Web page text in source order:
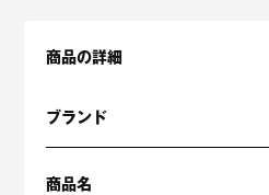
商品の詳細
ブランド
商品名